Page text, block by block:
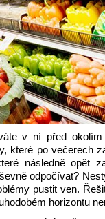
v ní před okolím
které po večerech
následně opět
odpočívat?
pustit ven.
horizontu